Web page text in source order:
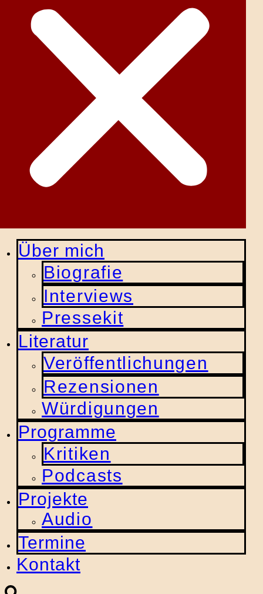
Über mich
Biografie
Interviews
Pressekit
Literatur
Veröffentlichungen
Rezensionen
Würdigungen
Programme
Kritiken
Podcasts
Projekte
Audio
Termine
Kontakt